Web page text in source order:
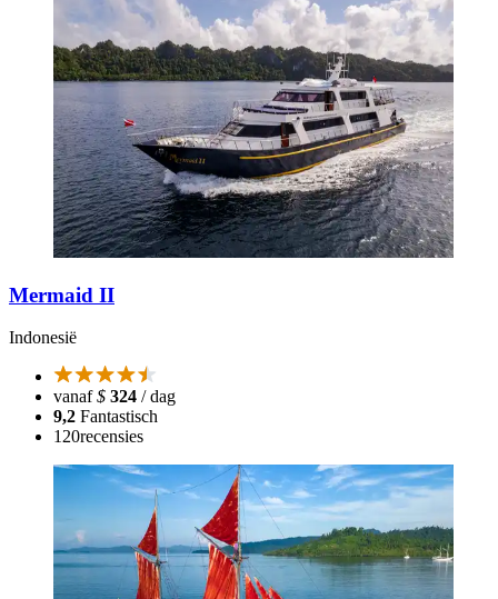
Mermaid II
Indonesië
vanaf$ 324 / dag
9,2 Fantastisch
120recensies